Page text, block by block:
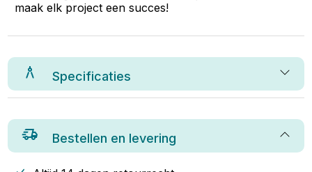
maak elk project een succes!
Specificaties
Bestellen en levering